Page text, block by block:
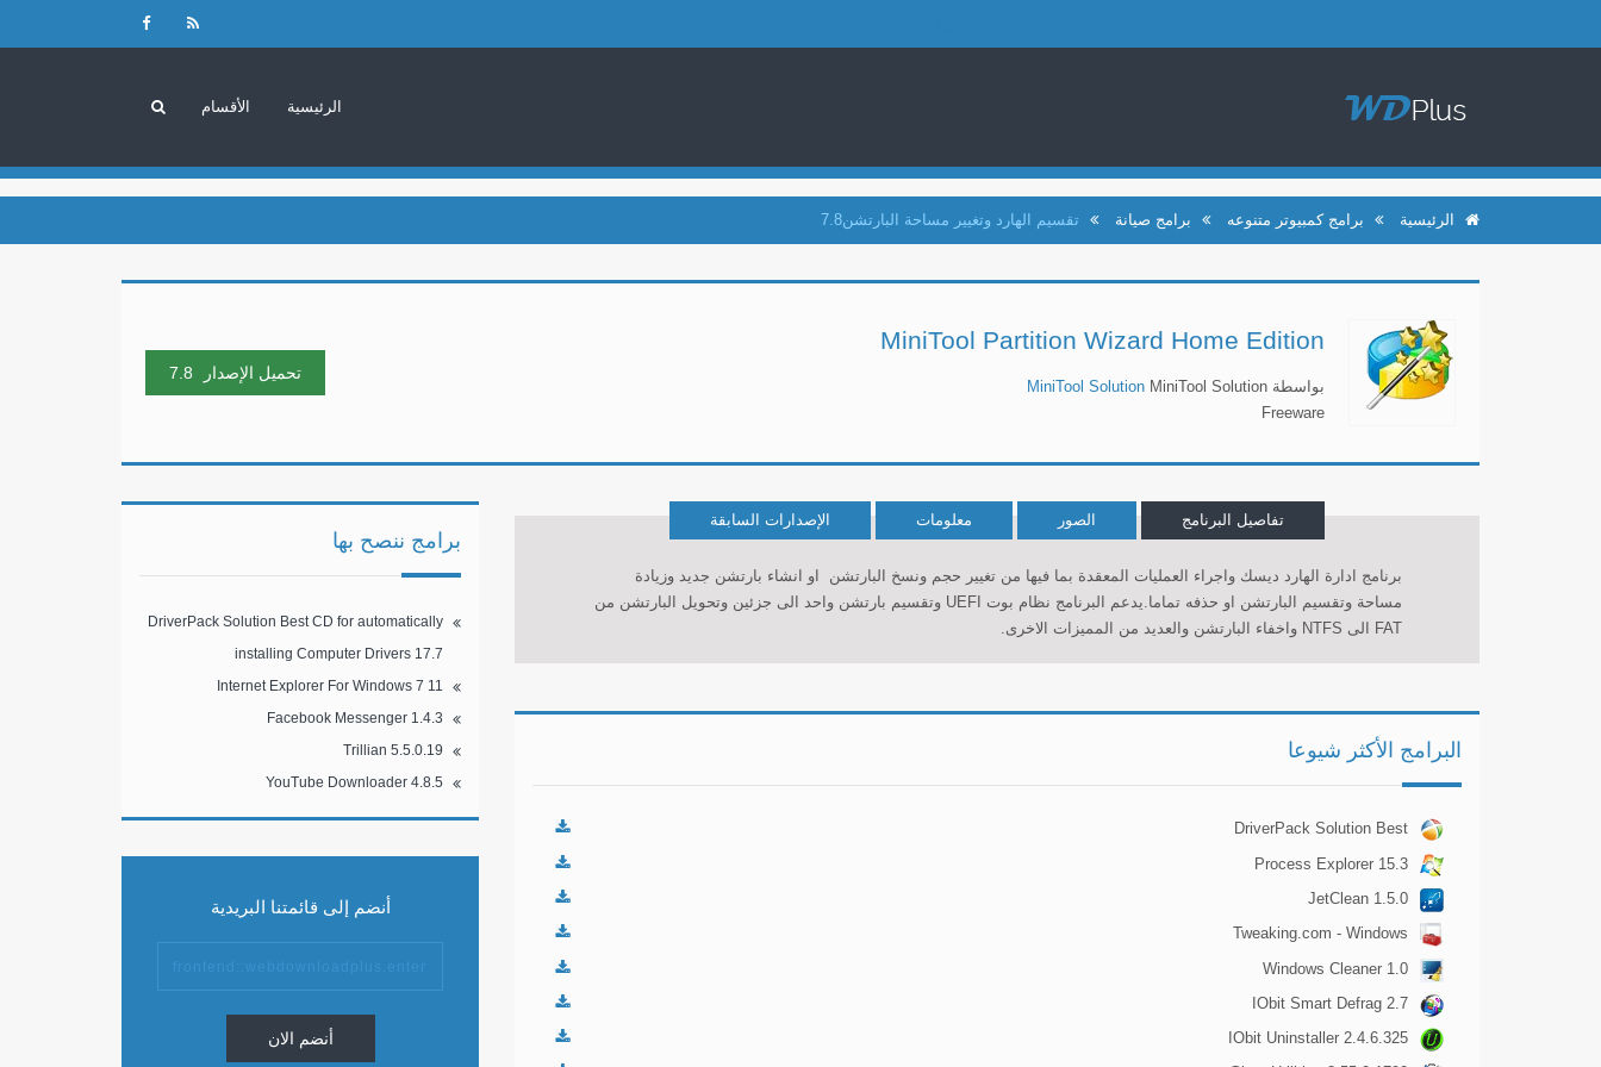
الرئيسية الأقسام
الرئيسية برامج كمبيوتر متنوعه برامج صيانة تقسيم الهارد وتغيير مساحة البارتشن7.8
MiniTool Partition Wizard Home Edition
بواسطة MiniTool Solution MiniTool Solution
Freeware
تحميل الإصدار 7.8
تفاصيل البرنامج الصور معلومات الإصدارات السابقة
برنامج ادارة الهارد ديسك واجراء العمليات المعقدة بما فيها من تغيير حجم ونسخ البارتشن او انشاء بارتشن جديد وزيادة
مساحة وتقسيم البارتشن او حذفه تماما.يدعم البرنامج نظام بوت UEFI وتقسيم بارتشن واحد الى جزئين وتحويل البارتشن من
FAT الى NTFS واخفاء البارتشن والعديد من المميزات الاخرى.
البرامج الأكثر شيوعا
DriverPack Solution Best
CD for automatically
17.7
Process Explorer 15.3
JetClean 1.5.0
Tweaking.com - Windows
Repair 2.0.1
Windows Cleaner 1.0
IObit Smart Defrag 2.7
IObit Uninstaller 2.4.6.325
برامج ننصح بها
DriverPack Solution Best CD for automatically
installing Computer Drivers 17.7
Internet Explorer For Windows 7 11
Facebook Messenger 1.4.3
Trillian 5.5.0.19
YouTube Downloader 4.8.5
أنضم إلى قائمتنا البريدية
أنضم الان